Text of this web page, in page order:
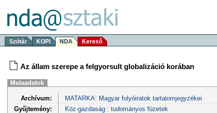
Szótár KOPI NDA Kereső
Az állam szerepe a felgyorsult globalizáció korában
Metaadatok
Archívum:
MATARKA: Magyar folyóiratok tartalomjegyzékei
Gyűjtemény:
Köz-gazdaság : tudományos füzetek